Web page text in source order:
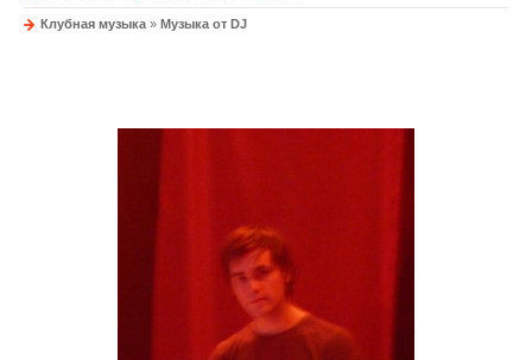
Клубная музыка » Музыка от DJ